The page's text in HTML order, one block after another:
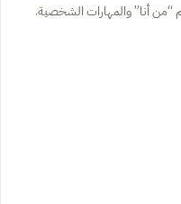
“من أنا” والمهارات الشخصية.